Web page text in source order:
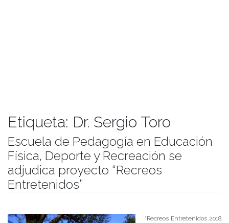
Etiqueta: Dr. Sergio Toro
Escuela de Pedagogía en Educación
Física, Deporte y Recreación se
adjudica proyecto “Recreos
Entretenidos”
“Recreos Entretenidos 2018